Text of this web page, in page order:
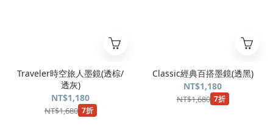
Traveler時空旅人墨鏡(透棕/
透灰)
NT$1,180
NT$1,680 7折
Classic經典百搭墨鏡(透黑)
NT$1,180
NT$1,680 7折